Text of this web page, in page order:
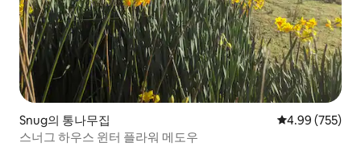
Snug의 통나무집 평점 4.99점(5
4.99 (755)
스너그 하우스 윈터 플라워 메도우